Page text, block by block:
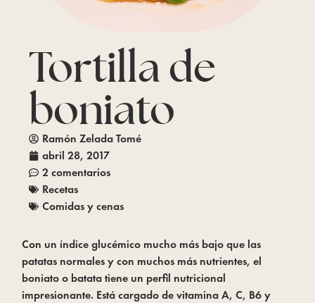
Tortilla de
boniato
Ramón Zelada Tomé
abril 28, 2017
2 comentarios
Recetas
Comidas y cenas
Con un índice glucémico mucho más bajo que las
patatas normales y con muchos más nutrientes, el
boniato o batata tiene un perfil nutricional
impresionante. Está cargado de vitamina A, C, B6 y